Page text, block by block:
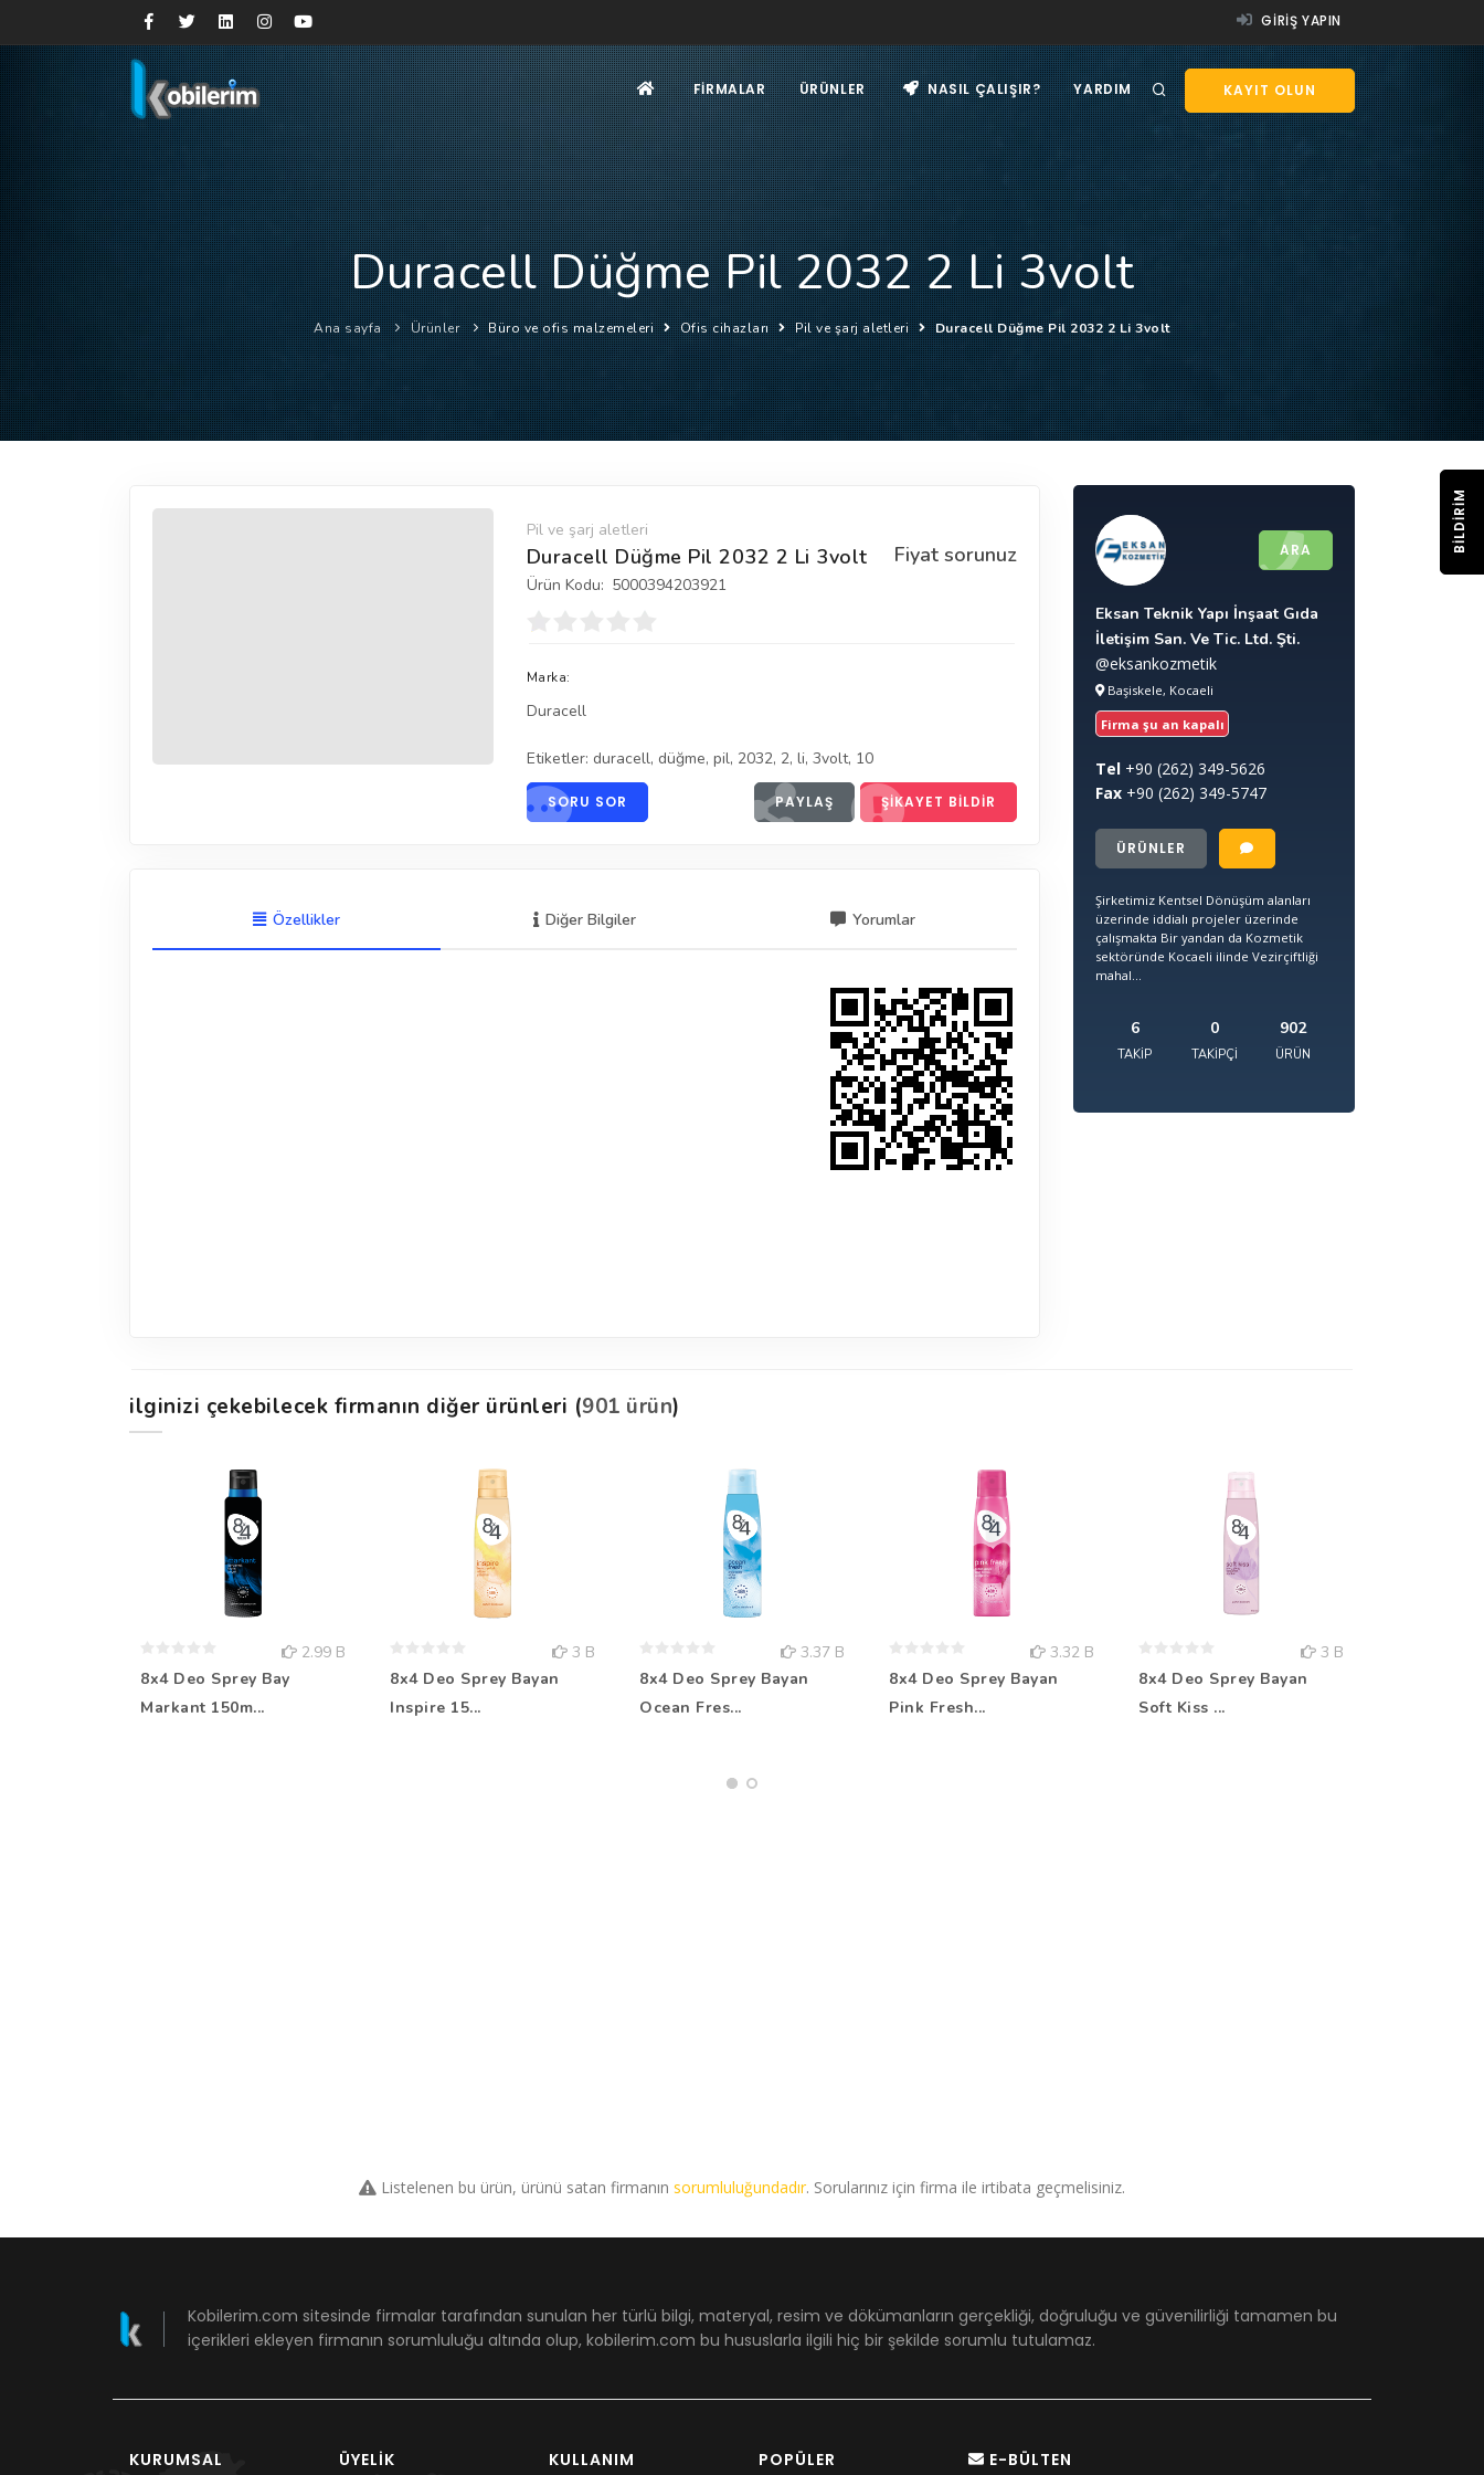
GIRIŞ YAPIN
KAYIT OLUN
FIRMALAR ÜRÜNLER NASIL ÇALIŞIR? YARDIM
Duracell Düğme Pil 2032 2 Li 3volt
Ana sayfa Ürünler Büro ve ofis malzemeleri Ofis cihazları Pil ve şarj aletleri Duracell Düğme Pil 2032 2 Li 3volt
Pil ve şarj aletleri
Fiyat sorunuz
Duracell Düğme Pil 2032 2 Li 3volt
Ürün Kodu: 5000394203921
Marka:
Duracell
Etiketler: duracell, düğme, pil, 2032, 2, li, 3volt, 10
SORU SOR PAYLAŞ ŞIKAYET BILDIR
Özellikler Diğer Bilgiler Yorumlar
ARA
Eksan Teknik Yapı İnşaat Gıda
İletişim San. Ve Tic. Ltd. Şti.
@eksankozmetik
Başiskele, Kocaeli
Firma şu an kapalı
Tel +90 (262) 349-5626
Fax +90 (262) 349-5747
ÜRÜNLER
Şirketimiz Kentsel Dönüşüm alanları
üzerinde iddialı projeler üzerinde
çalışmakta Bir yandan da Kozmetik
sektöründe Kocaeli ilinde Vezirçiftliği
mahal...
6
TAKIP
0
TAKIPÇI
902
ÜRÜN
ilginizi çekebilecek firmanın diğer ürünleri (901 ürün)
2.99 B
8x4 Deo Sprey Bay
Markant 150m...
3 B
8x4 Deo Sprey Bayan
Inspire 15...
3.37 B
8x4 Deo Sprey Bayan
Ocean Fres...
3.32 B
8x4 Deo Sprey Bayan
Pink Fresh...
3 B
8x4 Deo Sprey Bayan
Soft Kiss ...
Listelenen bu ürün, ürünü satan firmanın sorumluluğundadır. Sorularınız için firma ile irtibata geçmelisiniz.
Kobilerim.com sitesinde firmalar tarafından sunulan her türlü bilgi, materyal, resim ve dökümanların gerçekliği, doğruluğu ve güvenilirliği tamamen bu
içerikleri ekleyen firmanın sorumluluğu altında olup, kobilerim.com bu hususlarla ilgili hiç bir şekilde sorumlu tutulamaz.
KURUMSAL ÜYELIK KULLANIM POPÜLER E-BÜLTEN
BILDIRIM